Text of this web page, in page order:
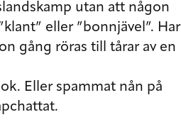
utan att någon
eller ”bonnjävel”. Har
gång röras till tårar av en
Eller spammat nån på